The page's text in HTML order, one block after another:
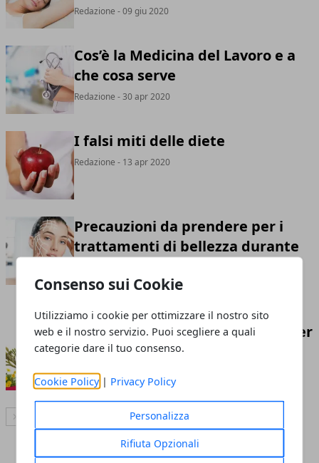
Consenso sui Cookie
Utilizziamo i cookie per ottimizzare il nostro sito
web e il nostro servizio. Puoi scegliere a quali
categorie dare il tuo consenso.
Cookie Policy | Privacy Policy
Personalizza
Rifiuta Opzionali
Redazione - 09 giu 2020
Cos’è la Medicina del Lavoro e a
che cosa serve
Redazione - 30 apr 2020
I falsi miti delle diete
Redazione - 13 apr 2020
Precauzioni da prendere per i
trattamenti di bellezza durante
Redazione- 21 giu 2019
Fucusnella, il sistema efficace per
dimagrire
Redazione
Articolo Successivo